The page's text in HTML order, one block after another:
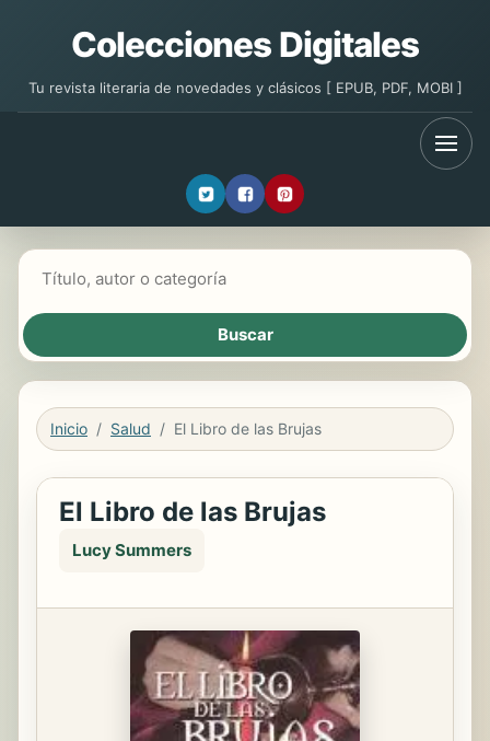
Colecciones Digitales
Tu revista literaria de novedades y clásicos [ EPUB, PDF, MOBI ]
Inicio Salud El Libro de las Brujas
El Libro de las Brujas
Lucy Summers